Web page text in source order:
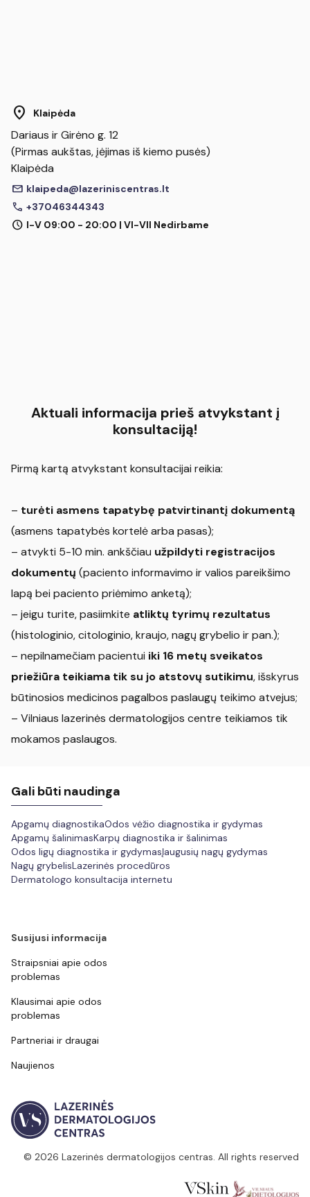
location_on Klaipėda
Dariaus ir Girėno g. 12
(Pirmas aukštas, įėjimas iš kiemo pusės)
Klaipėda
mail klaipeda@lazeriniscentras.lt
call +37046344343
schedule I-V 09:00 - 20:00 | VI-VII Nedirbame
Aktuali informacija prieš atvykstant į
konsultaciją!
Pirmą kartą atvykstant konsultacijai reikia:
– turėti asmens tapatybę patvirtinantį dokumentą
(asmens tapatybės kortelė arba pasas);
– atvykti 5-10 min. ankščiau užpildyti registracijos
dokumentų (paciento informavimo ir valios pareikšimo
lapą bei paciento priėmimo anketą);
– jeigu turite, pasiimkite atliktų tyrimų rezultatus
(histologinio, citologinio, kraujo, nagų grybelio ir pan.);
– nepilnamečiam pacientui iki 16 metų sveikatos
priežiūra teikiama tik su jo atstovų sutikimu, išskyrus
būtinosios medicinos pagalbos paslaugų teikimo atvejus;
– Vilniaus lazerinės dermatologijos centre teikiamos tik
mokamos paslaugos.
Gali būti naudinga
Apgamų diagnostikaOdos vėžio diagnostika ir gydymas
Apgamų šalinimasKarpų diagnostika ir šalinimas
Odos ligų diagnostika ir gydymasĮaugusių nagų gydymas
Nagų grybelisLazerinės procedūros
Dermatologo konsultacija internetu
Susijusi informacija
Straipsniai apie odos
problemas
Klausimai apie odos
problemas
Partneriai ir draugai
Naujienos
© 2026 Lazerinės dermatologijos centras. All rights reserved